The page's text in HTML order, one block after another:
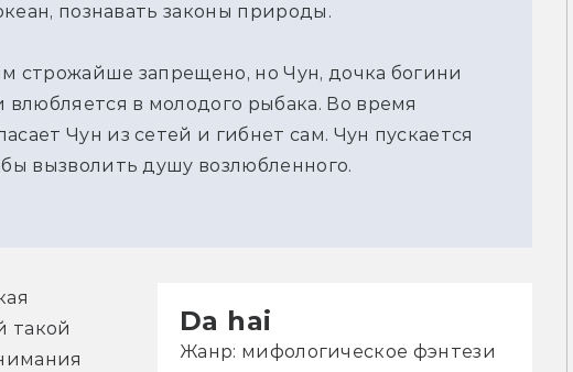
познавать законы природы.
строжайше запрещено, но Чун, дочка богини
в молодого рыбака. Во время
Чун из сетей и гибнет сам. Чун пускается
вызволить душу возлюбленного.
Da hai
Жанр: мифологическое фэнтези
такой